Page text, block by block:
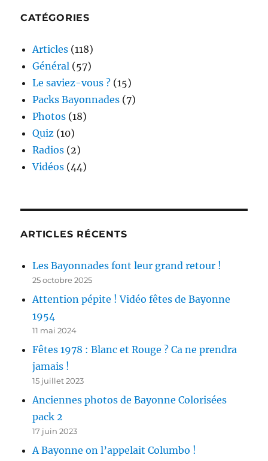
CATÉGORIES
Articles (118)
Général (57)
Le saviez-vous ? (15)
Packs Bayonnades (7)
Photos (18)
Quiz (10)
Radios (2)
Vidéos (44)
ARTICLES RÉCENTS
Les Bayonnades font leur grand retour !
25 octobre 2025
Attention pépite ! Vidéo fêtes de Bayonne
1954
11 mai 2024
Fêtes 1978 : Blanc et Rouge ? Ca ne prendra
jamais !
15 juillet 2023
Anciennes photos de Bayonne Colorisées
pack 2
17 juin 2023
A Bayonne on l’appelait Columbo !